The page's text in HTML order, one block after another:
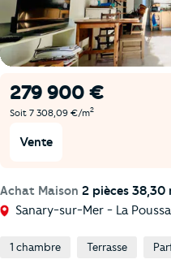
279 900 €
Soit 7 308,09 €/m2
Vente
Achat Maison 2 pièces 38,30
Sanary-sur-Mer - La
1 chambre Terrasse